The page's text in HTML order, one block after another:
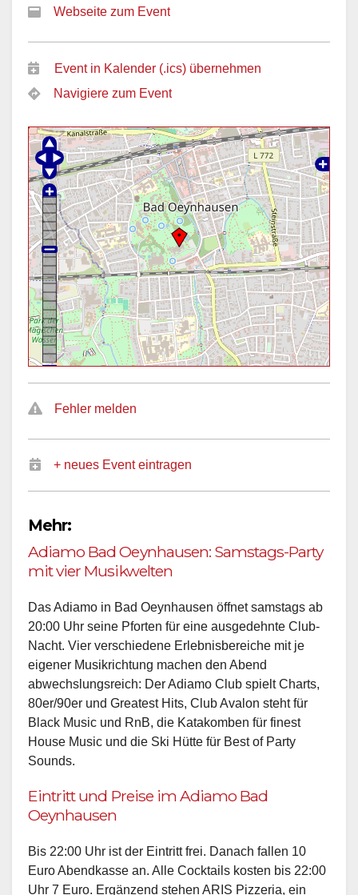
Webseite zum Event
Event in Kalender (.ics) übernehmen
Navigiere zum Event
Fehler melden
+ neues Event eintragen
Mehr:
Adiamo Bad Oeynhausen: Samstags-Party
mit vier Musikwelten
Das Adiamo in Bad Oeynhausen öffnet samstags ab
20:00 Uhr seine Pforten für eine ausgedehnte Club-
Nacht. Vier verschiedene Erlebnisbereiche mit je
eigener Musikrichtung machen den Abend
abwechslungsreich: Der Adiamo Club spielt Charts,
80er/90er und Greatest Hits, Club Avalon steht für
Black Music und RnB, die Katakomben für finest
House Music und die Ski Hütte für Best of Party
Sounds.
Eintritt und Preise im Adiamo Bad
Oeynhausen
Bis 22:00 Uhr ist der Eintritt frei. Danach fallen 10
Euro Abendkasse an. Alle Cocktails kosten bis 22:00
Uhr 7 Euro. Ergänzend stehen ARIS Pizzeria, ein